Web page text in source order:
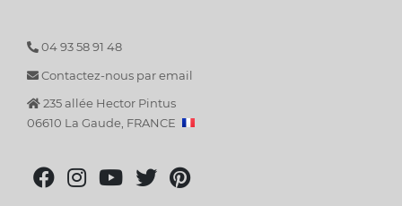
04 93 58 91 48
Contactez-nous par email
235 allée Hector Pintus
06610 La Gaude, FRANCE